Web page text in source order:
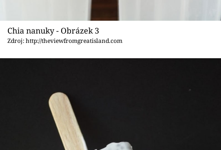
Chia nanuky - Obrázek 3
Zdroj: http://theviewfromgreatisland.com